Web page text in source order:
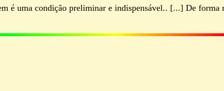
é uma condição preliminar e indispensável.. [...] De